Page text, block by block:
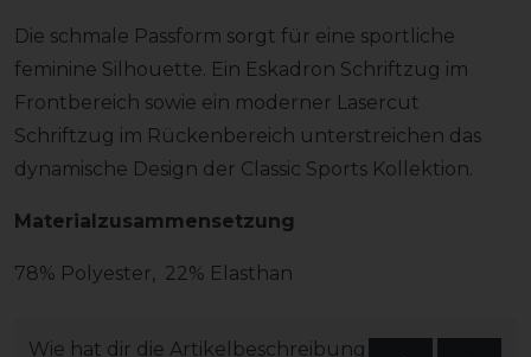
Die schmale Passform sorgt für eine sportliche
feminine Silhouette. Ein Eskadron Schriftzug im
Frontbereich sowie ein moderner Lasercut
Schriftzug im Rückenbereich unterstreichen das
dynamische Design der Classic Sports Kollektion.
Materialzusammensetzung
78% Polyester, 22% Elasthan
Wie hat dir die Artikelbeschreibung